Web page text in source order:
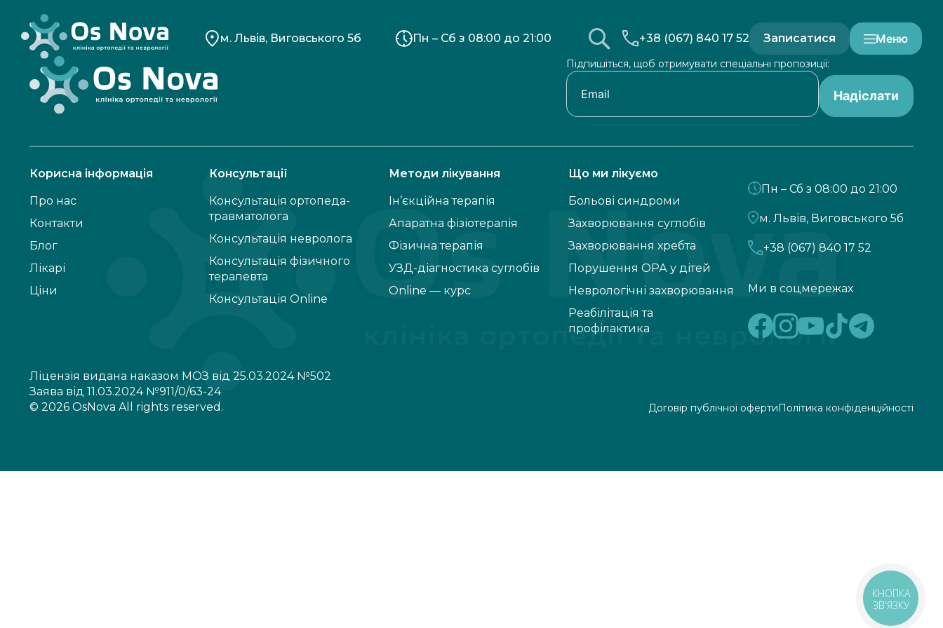
м. Львів, Виговського 5б Пн – Сб з 08:00 до 21:00 +38 (067) 840 17 52 Записатися Меню
Підпишіться, щоб отримувати спеціальні пропозиції:
Надіслати
Корисна інформація
Про нас
Контакти
Блог
Лікарі
Ціни
Консультації
Консультація ортопеда-
травматолога
Консультація невролога
Консультація фізичного
терапевта
Консультація Online
Методи лікування
Ін’єкційна терапія
Апаратна фізіотерапія
Фізична терапія
УЗД-діагностика суглобів
Online — курс
Що ми лікуємо
Больові синдроми
Захворювання суглобів
Захворювання хребта
Порушення ОРА у дітей
Неврологічні захворювання
Реабілітація та
профілактика
Пн – Сб з 08:00 до 21:00
м. Львів, Виговського 5б
+38 (067) 840 17 52
Ми в соцмережах
Ліцензія видана наказом МОЗ від 25.03.2024 №502
Заява від 11.03.2024 №911/0/63-24
© 2026 OsNova All rights reserved.
Договір публічної офертиПолітика конфіденційності
КНОПКА
ЗВ'ЯЗКУ